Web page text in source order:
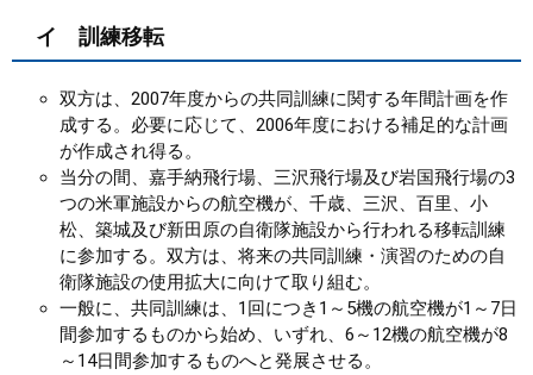
イ 訓練移転
双方は、2007年度からの共同訓練に関する年間計画を作
成する。必要に応じて、2006年度における補足的な計画
が作成され得る。
当分の間、嘉手納飛行場、三沢飛行場及び岩国飛行場の3
つの米軍施設からの航空機が、千歳、三沢、百里、小
松、築城及び新田原の自衛隊施設から行われる移転訓練
に参加する。双方は、将来の共同訓練・演習のための自
衛隊施設の使用拡大に向けて取り組む。
一般に、共同訓練は、1回につき1～5機の航空機が1～7日
間参加するものから始め、いずれ、6～12機の航空機が8
～14日間参加するものへと発展させる。